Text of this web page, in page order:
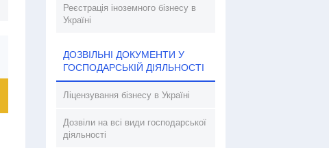
Реєстрація іноземного бізнесу в
Україні
ДОЗВІЛЬНІ ДОКУМЕНТИ У
ГОСПОДАРСЬКІЙ ДІЯЛЬНОСТІ
Ліцензування бізнесу в Україні
Дозвіли на всі види господарської
діяльності